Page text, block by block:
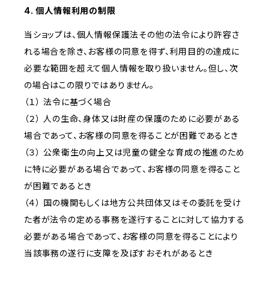
4. 個人情報利用の制限
当ショップは、個人情報保護法その他の法令により許容さ
れる場合を除き、お客様の同意を得ず、利用目的の達成に
必要な範囲を超えて個人情報を取り扱いません。但し、次
の場合はこの限りではありません。
（１） 法令に基づく場合
（２） 人の生命、身体又は財産の保護のために必要がある
場合であって、お客様の同意を得ることが困難であるとき
（３） 公衆衛生の向上又は児童の健全な育成の推進のため
に特に必要がある場合であって、お客様の同意を得ること
が困難であるとき
（４） 国の機関もしくは地方公共団体又はその委託を受け
た者が法令の定める事務を遂行することに対して協力する
必要がある場合であって、お客様の同意を得ることにより
当該事務の遂行に支障を及ぼすおそれがあるとき